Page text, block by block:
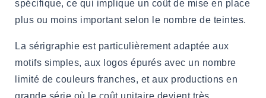
spécifique, ce qui implique un coût de mise en place
plus ou moins important selon le nombre de teintes.
La sérigraphie est particulièrement adaptée aux
motifs simples, aux logos épurés avec un nombre
limité de couleurs franches, et aux productions en